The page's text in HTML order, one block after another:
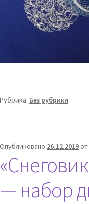
Рубрика: Без рубрики
Опубликовано 26.12.2019от
— набор